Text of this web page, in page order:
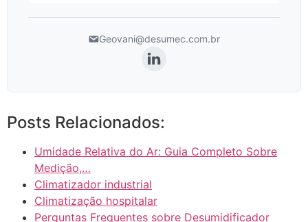
Geovani@desumec.com.br
Posts Relacionados:
Umidade Relativa do Ar: Guia Completo Sobre
Medição,…
Climatizador industrial
Climatização hospitalar
Perguntas Frequentes sobre Desumidificador